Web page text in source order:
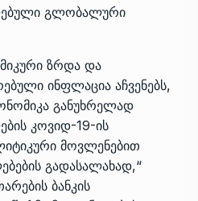
გლობალური
ზრდა და
ინფლაცია აჩვენებს,
განუხრელად
კოვიდ-19-ის
მოვლენებით
გადასალახად,“
ბანკის